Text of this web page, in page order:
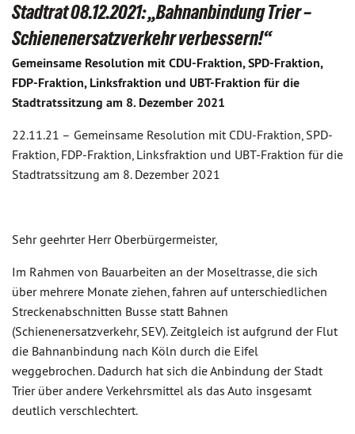
Stadtrat 08.12.2021: „Bahnanbindung Trier –
Schienenersatzverkehr verbessern!“
Gemeinsame Resolution mit CDU-Fraktion, SPD-Fraktion,
FDP-Fraktion, Linksfraktion und UBT-Fraktion für die
Stadtratssitzung am 8. Dezember 2021
22.11.21 – Gemeinsame Resolution mit CDU-Fraktion, SPD-
Fraktion, FDP-Fraktion, Linksfraktion und UBT-Fraktion für die
Stadtratssitzung am 8. Dezember 2021
Sehr geehrter Herr Oberbürgermeister,
Im Rahmen von Bauarbeiten an der Moseltrasse, die sich
über mehrere Monate ziehen, fahren auf unterschiedlichen
Streckenabschnitten Busse statt Bahnen
(Schienenersatzverkehr, SEV). Zeitgleich ist aufgrund der Flut
die Bahnanbindung nach Köln durch die Eifel
weggebrochen. Dadurch hat sich die Anbindung der Stadt
Trier über andere Verkehrsmittel als das Auto insgesamt
deutlich verschlechtert.